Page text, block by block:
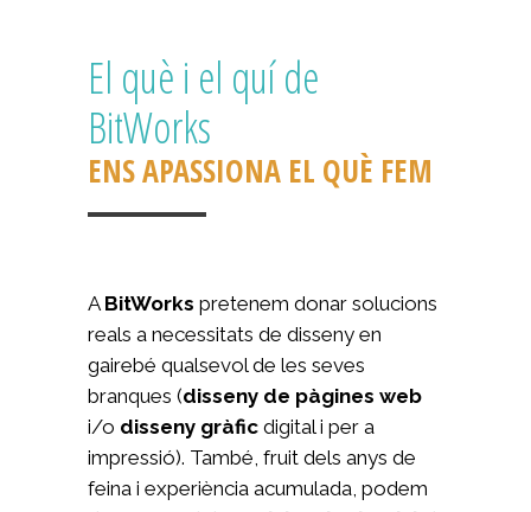
El què i el quí de
BitWorks
ENS APASSIONA EL QUÈ FEM
A BitWorks pretenem donar solucions
reals a necessitats de disseny en
gairebé qualsevol de les seves
branques (disseny de pàgines web
i/o disseny gràfic digital i per a
impressió). També, fruit dels anys de
feina i experiència acumulada, podem